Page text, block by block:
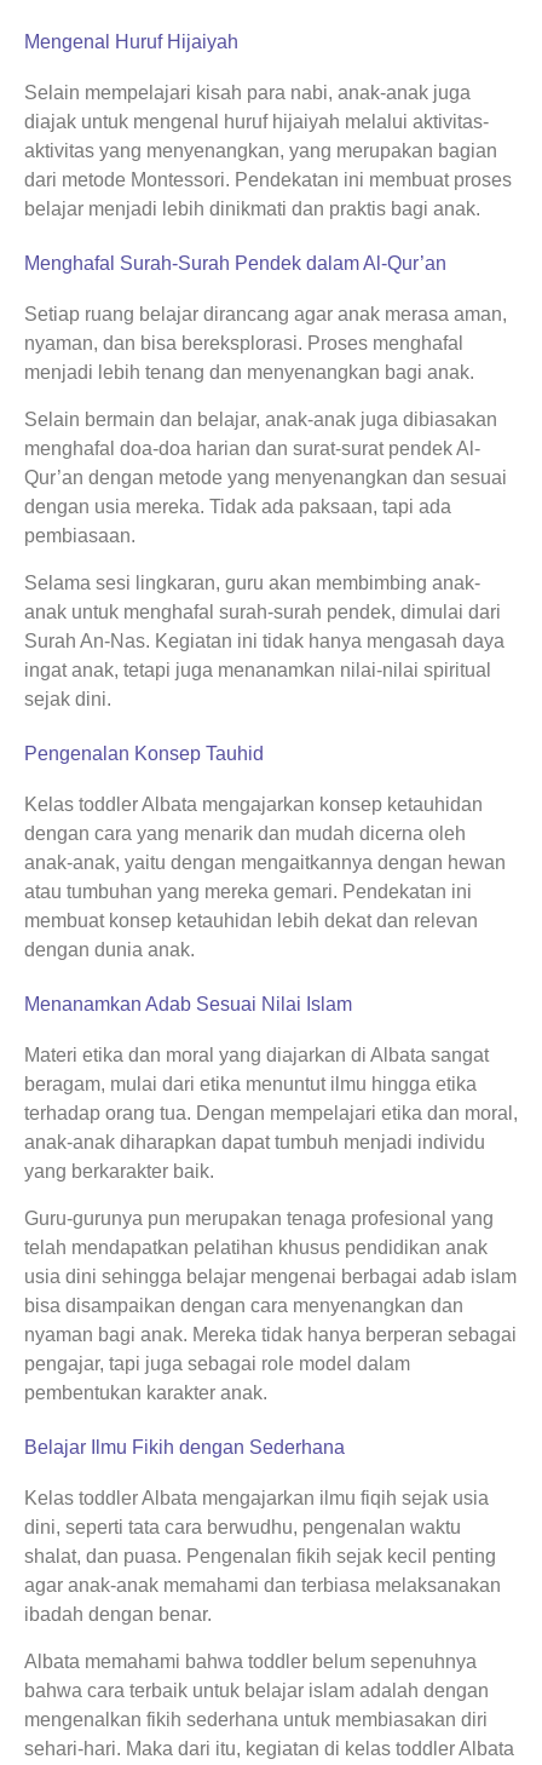
Mengenal Huruf Hijaiyah
Selain mempelajari kisah para nabi, anak-anak juga
diajak untuk mengenal huruf hijaiyah melalui aktivitas-
aktivitas yang menyenangkan, yang merupakan bagian
dari metode Montessori. Pendekatan ini membuat proses
belajar menjadi lebih dinikmati dan praktis bagi anak.
Menghafal Surah-Surah Pendek dalam Al-Qur’an
Setiap ruang belajar dirancang agar anak merasa aman,
nyaman, dan bisa bereksplorasi. Proses menghafal
menjadi lebih tenang dan menyenangkan bagi anak.
Selain bermain dan belajar, anak-anak juga dibiasakan
menghafal doa-doa harian dan surat-surat pendek Al-
Qur’an dengan metode yang menyenangkan dan sesuai
dengan usia mereka. Tidak ada paksaan, tapi ada
pembiasaan.
Selama sesi lingkaran, guru akan membimbing anak-
anak untuk menghafal surah-surah pendek, dimulai dari
Surah An-Nas. Kegiatan ini tidak hanya mengasah daya
ingat anak, tetapi juga menanamkan nilai-nilai spiritual
sejak dini.
Pengenalan Konsep Tauhid
Kelas toddler Albata mengajarkan konsep ketauhidan
dengan cara yang menarik dan mudah dicerna oleh
anak-anak, yaitu dengan mengaitkannya dengan hewan
atau tumbuhan yang mereka gemari. Pendekatan ini
membuat konsep ketauhidan lebih dekat dan relevan
dengan dunia anak.
Menanamkan Adab Sesuai Nilai Islam
Materi etika dan moral yang diajarkan di Albata sangat
beragam, mulai dari etika menuntut ilmu hingga etika
terhadap orang tua. Dengan mempelajari etika dan moral,
anak-anak diharapkan dapat tumbuh menjadi individu
yang berkarakter baik.
Guru-gurunya pun merupakan tenaga profesional yang
telah mendapatkan pelatihan khusus pendidikan anak
usia dini sehingga belajar mengenai berbagai adab islam
bisa disampaikan dengan cara menyenangkan dan
nyaman bagi anak. Mereka tidak hanya berperan sebagai
pengajar, tapi juga sebagai role model dalam
pembentukan karakter anak.
Belajar Ilmu Fikih dengan Sederhana
Kelas toddler Albata mengajarkan ilmu fiqih sejak usia
dini, seperti tata cara berwudhu, pengenalan waktu
shalat, dan puasa. Pengenalan fikih sejak kecil penting
agar anak-anak memahami dan terbiasa melaksanakan
ibadah dengan benar.
Albata memahami bahwa toddler belum sepenuhnya
bahwa cara terbaik untuk belajar islam adalah dengan
mengenalkan fikih sederhana untuk membiasakan diri
sehari-hari. Maka dari itu, kegiatan di kelas toddler Albata